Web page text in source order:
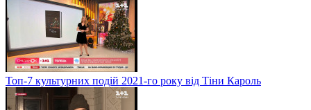
Топ-7 культурних подій 2021-го року від Тіни Кароль